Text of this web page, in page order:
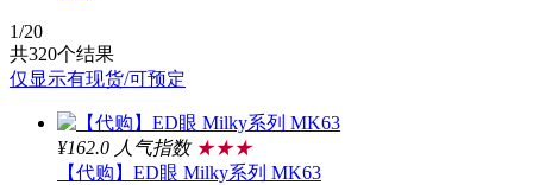
1/20
共320个结果
仅显示有现货/可预定
¥162.0 人气指数 ★★★
【代购】ED眼 Milky系列 MK63